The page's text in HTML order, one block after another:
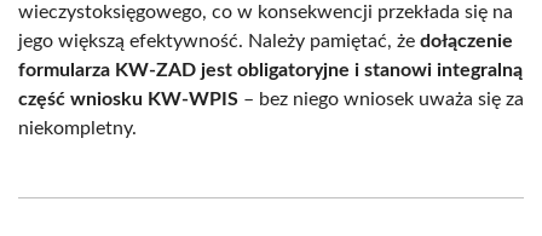
wieczystoksięgowego, co w konsekwencji przekłada się na
jego większą efektywność. Należy pamiętać, że dołączenie
formularza KW-ZAD jest obligatoryjne i stanowi integralną
część wniosku KW-WPIS – bez niego wniosek uważa się za
niekompletny.